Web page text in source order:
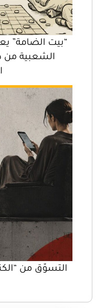
“بيت الضامة”
الشعبية من
التسوّق من